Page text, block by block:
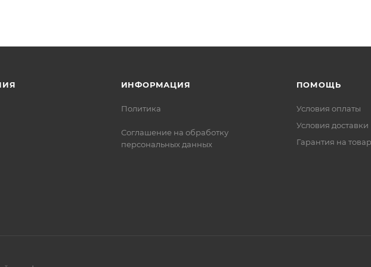
ИНФОРМАЦИЯ
Политика
Соглашение на обработку
персональных данных
ПОМОЩЬ
Условия оплаты
Условия доставки
Гарантия на товар